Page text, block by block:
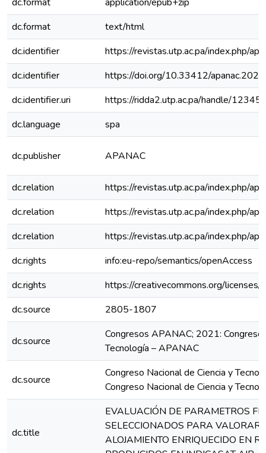
dc.format
text/html
dc.identifier
https://revistas.utp.ac.pa/index.php/
dc.identifier
https://doi.org/10.33412/
dc.identifier.uri
https://ridda2.utp.ac.pa/handle/
dc.language
spa
dc.publisher APANAC
dc.relation
https://revistas.utp.ac.pa/index.php/
dc.relation
https://revistas.utp.ac.pa/index.php/
dc.relation
https://revistas.utp.ac.pa/index.php/
dc.rights
info:eu-repo/semantics/openAccess
dc.rights
https://creativecommons.org/
dc.source
2805-1807
dc.source
Congresos APANAC; 2021: Congreso
Tecnología – APANAC
dc.source
Congreso Nacional de Ciencia y
Congreso Nacional de Ciencia y
dc.title
EVALUACIÓN DE PARAMETROS
SELECCIONADOS PARA VALORAR
ALOJAMIENTO ENRIQUECIDO EN